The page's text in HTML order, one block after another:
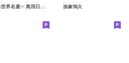
古典世界名畫✨ 萬用日常與傲嬌問候 抽象鴒久